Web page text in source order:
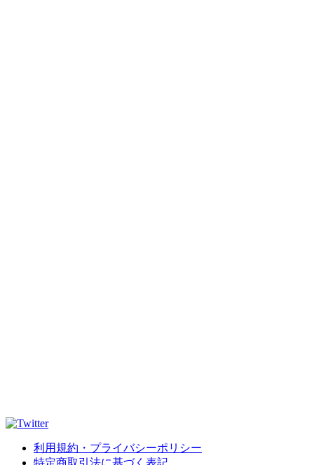
利用規約・プライバシーポリシー
特定商取引法に基づく表記